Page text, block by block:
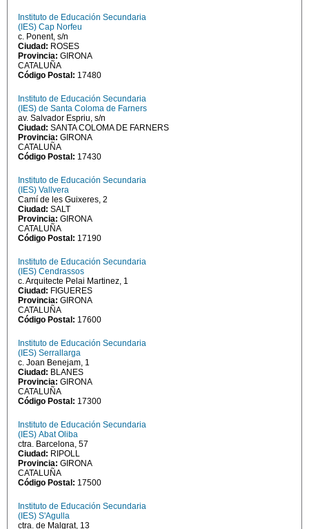
Instituto de Educación Secundaria
(IES) Cap Norfeu
c. Ponent, s/n
Ciudad: ROSES
Provincia: GIRONA
CATALUÑA
Código Postal: 17480
Instituto de Educación Secundaria
(IES) de Santa Coloma de Farners
av. Salvador Espriu, s/n
Ciudad: SANTA COLOMA DE FARNERS
Provincia: GIRONA
CATALUÑA
Código Postal: 17430
Instituto de Educación Secundaria
(IES) Vallvera
Camí de les Guixeres, 2
Ciudad: SALT
Provincia: GIRONA
CATALUÑA
Código Postal: 17190
Instituto de Educación Secundaria
(IES) Cendrassos
c. Arquitecte Pelai Martinez, 1
Ciudad: FIGUERES
Provincia: GIRONA
CATALUÑA
Código Postal: 17600
Instituto de Educación Secundaria
(IES) Serrallarga
c. Joan Benejam, 1
Ciudad: BLANES
Provincia: GIRONA
CATALUÑA
Código Postal: 17300
Instituto de Educación Secundaria
(IES) Abat Oliba
ctra. Barcelona, 57
Ciudad: RIPOLL
Provincia: GIRONA
CATALUÑA
Código Postal: 17500
Instituto de Educación Secundaria
(IES) S'Agulla
ctra. de Malgrat, 13